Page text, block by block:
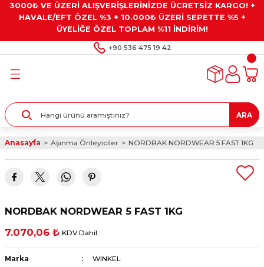
3000₺ VE ÜZERİ ALIŞVERİŞLERİNİZDE ÜCRETSİZ KARGO! +
HAVALE/EFT ÖZEL %3 + 10.000₺ ÜZERİ SEPETTE %5 +
ÜYELİĞE ÖZEL TOPLAM %11 İNDİRİM!
+90 536 475 19 42
Geri Dön
Geri Dön
Geri Dön
Gresler
Geri Dön
Alet Setleri
ve Multimetreler
Geri Dön
Taşları ve
ARA
Anasayfa Aşınma Önleyiciler NORDBAK NORDWEAR 5 FAST 1KG
NORDBAK NORDWEAR 5 FAST 1KG
7.070,06 ₺ KDV Dahil
Marka
WINKEL